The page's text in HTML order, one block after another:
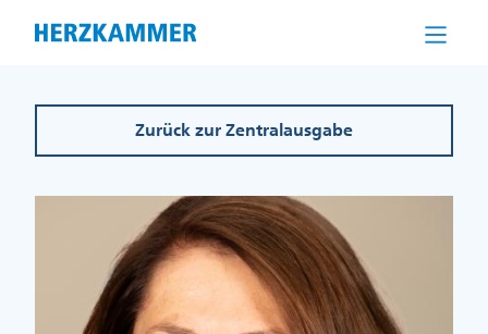
Zurück zur Zentralausgabe